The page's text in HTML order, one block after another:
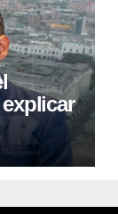
tiene
en